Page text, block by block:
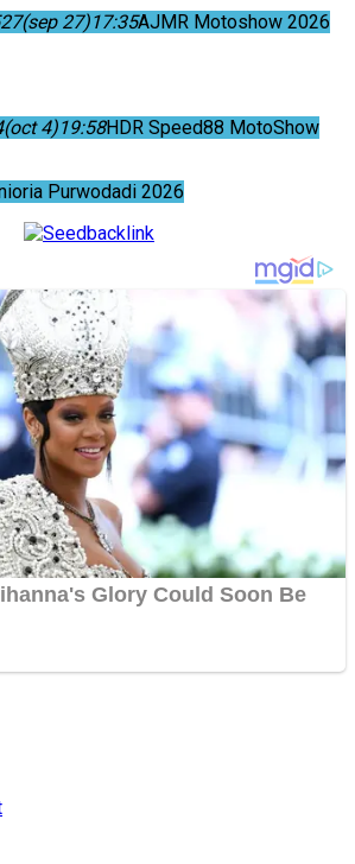
27(sep 27)17:35AJMR Motoshow 2026
(oct 4)19:58HDR Speed88 MotoShow
Purwodadi 2026